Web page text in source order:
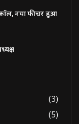
नया फीचर हुआ
(3)
(5)